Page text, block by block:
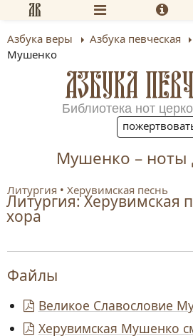
Азбука веры Азбука певческая
Мушенко
АЗБУКА
Библиотека нот
Мушенко – ноты
Литургия Херувимская песнь
Литургия: Херувимская
хора
Файлы
Великое Славословие
Херувимская Мушенко